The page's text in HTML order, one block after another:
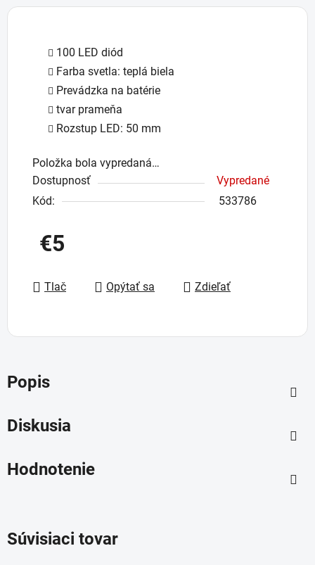
100 LED diód
Farba svetla: teplá biela
Prevádzka na batérie
tvar prameňa
Rozstup LED: 50 mm
Položka bola vypredaná…
Dostupnosť
Vypredané
Kód:
533786
€5
Tlač
Opýtať sa Zdieľať
Popis
Diskusia
Hodnotenie
Súvisiaci tovar